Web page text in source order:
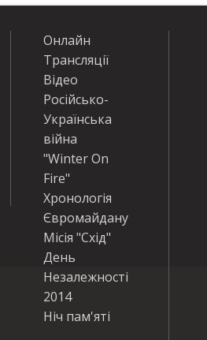
Онлайн
Трансляції
Відео
Російсько-
Українська
війна
"Winter On
Fire"
Хронологія
Євромайдану
Місія "Схід"
День
Незалежності
2014
Ніч пам'яті